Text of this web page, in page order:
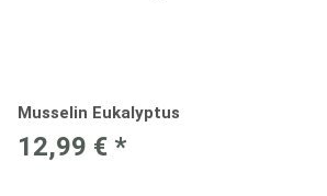
Musselin Eukalyptus
12,99 € *